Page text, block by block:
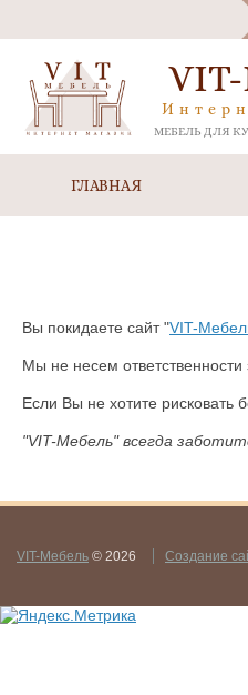
МЕБЕЛЬ ДЛЯ
ГЛАВНАЯ
Вы покидаете сайт "VIT-
Мы не несем
Если Вы не хотите рисковать
"VIT-Мебель" всегда
VIT-Мебель © 2026 Создание